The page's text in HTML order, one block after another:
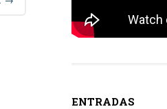
ENTRADAS